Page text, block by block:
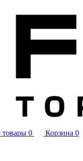
товары 0 Корзина 0